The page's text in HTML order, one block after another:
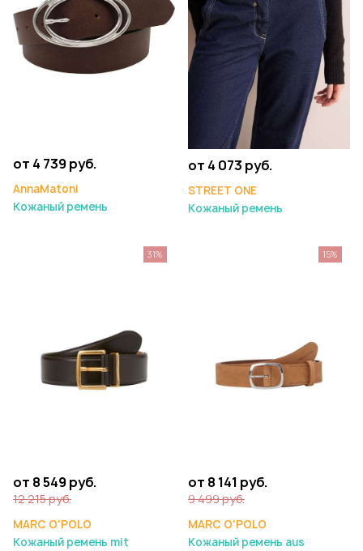
от 4 739 руб.
AnnaMatoni
Кожаный ремень
от 4 073 руб.
STREET ONE
Кожаный ремень
от 8 549 руб.
12 215 руб.
MARC O'POLO
Кожаный ремень mit
31%
от 8 141 руб.
9 499 руб.
MARC O'POLO
Кожаный ремень aus
15%